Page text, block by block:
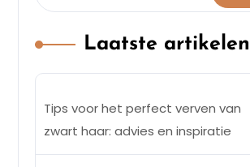
Laatste artikelen
Tips voor het perfect verven van
zwart haar: advies en inspiratie